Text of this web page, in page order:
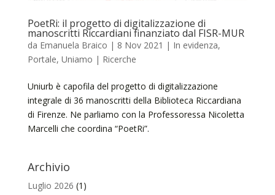
PoetRi: il progetto di digitalizzazione di
manoscritti Riccardiani finanziato dal FISR-MUR
da Emanuela Braico | 8 Nov 2021 | In evidenza,
Portale, Uniamo | Ricerche
Uniurb è capofila del progetto di digitalizzazione
integrale di 36 manoscritti della Biblioteca Riccardiana
di Firenze. Ne parliamo con la Professoressa Nicoletta
Marcelli che coordina “PoetRi”.
Archivio
Luglio 2026 (1)